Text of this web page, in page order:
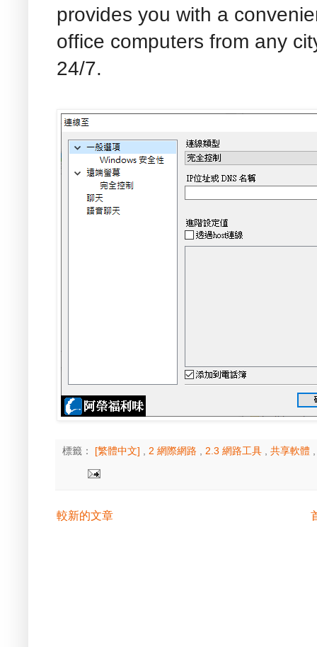
provides you with a
office computers from any
24/7.
標籤： [繁體中文] 2 網際網路 2.3 網路工具 共享軟體
較新的文章